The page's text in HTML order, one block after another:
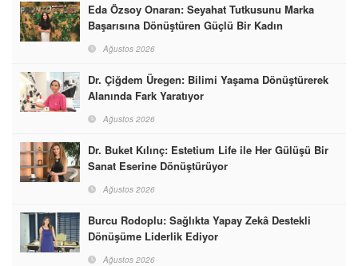
Eda Özsoy Onaran: Seyahat Tutkusunu Marka
Başarısına Dönüştüren Güçlü Bir Kadın
Ağustos 2026
Dr. Çiğdem Üregen: Bilimi Yaşama Dönüştürerek
Alanında Fark Yaratıyor
Ağustos 2026
Dr. Buket Kılınç: Estetium Life ile Her Gülüşü Bir
Sanat Eserine Dönüştürüyor
Ağustos 2026
Burcu Rodoplu: Sağlıkta Yapay Zekâ Destekli
Dönüşüme Liderlik Ediyor
Ağustos 2026